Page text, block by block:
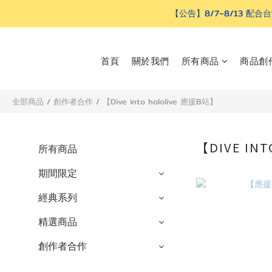
【公告】8/7–8/13 配合
首頁 關於我們 所有商品 商品創
全部商品 / 創作者合作 / 【Dive into hololive 應援B站】
所有商品
期間限定
經典系列
精選商品
創作者合作
【DIVE